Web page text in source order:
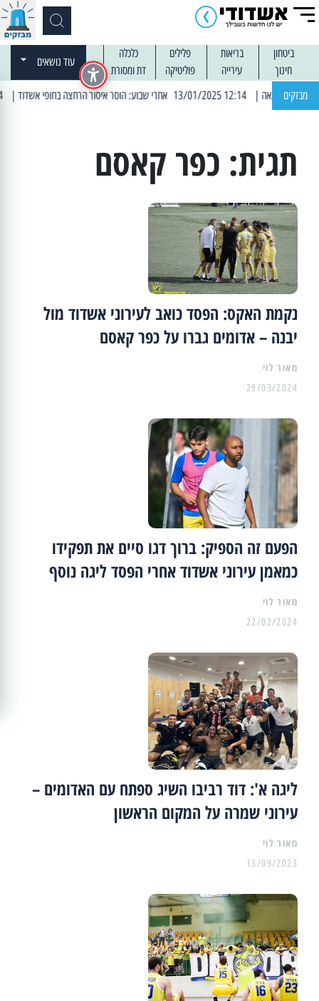
ביטחון בריאות פלילים
כלכלה
חינוך
עירייה פוליטיקה דת ומסורת
עוד נושאים
מבזקים | 12:14 13/01/2025 אחרי שבוע: הוסר איסור הרחצה בחופי אשדוד | 13:04 14/01/2025 עובדים בלילות: עבודות קרצוף וריבוד אספלט
תגית: כפר קאסם
נקמת האקס: הפסד כואב לעירוני אשדוד מול
יבנה – אדומים גברו על כפר קאסם
מאור לוי
29/03/2024
הפעם זה הספיק: ברוך דגו סיים את תפקידו
כמאמן עירוני אשדוד אחרי הפסד ליגה נוסף
מאור לוי
22/02/2024
ליגה א': דוד רביבו השיג ספתח עם האדומים –
עירוני שמרה על המקום הראשון
מאור לוי
13/09/2023